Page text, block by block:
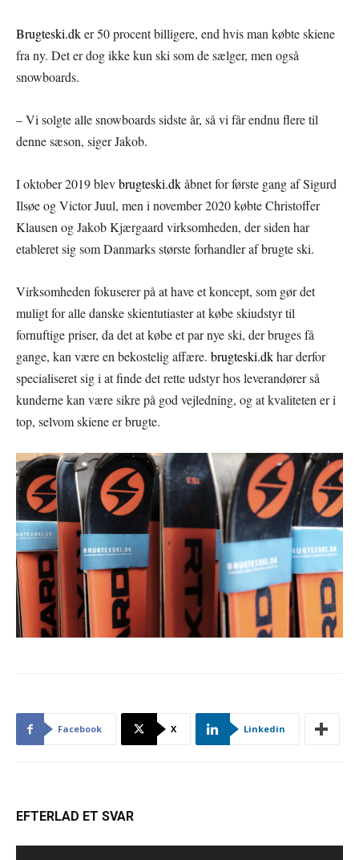
Brugteski.dker 50 procent billigere, end hvis man købte skiene
fra ny. Det er dog ikke kun ski som de sælger, men også
snowboards.
– Vi solgte alle snowboards sidste år, så vi får endnu flere til
denne sæson, siger Jakob.
I oktober 2019 blevbrugteski.dkåbnet for første gang af Sigurd
Ilsøe og Victor Juul, men i november 2020 købte Christoffer
Klausen og Jakob Kjærgaard virksomheden, der siden har
etableret sig som Danmarks største forhandler af brugte ski.
Virksomheden fokuserer på at have et koncept, som gør det
muligt for alle danske skientutiaster at købe skiudstyr til
fornuftige priser, da det at købe et par nye ski, der bruges få
gange, kan være en bekostelig affære. brugteski.dkhar derfor
specialiseret sig i at finde det rette udstyr hos leverandører så
kunderne kan være sikre på god vejledning, og at kvaliteten er i
top, selvom skiene er brugte.
Facebook X Linkedin
EFTERLAD ET SVAR